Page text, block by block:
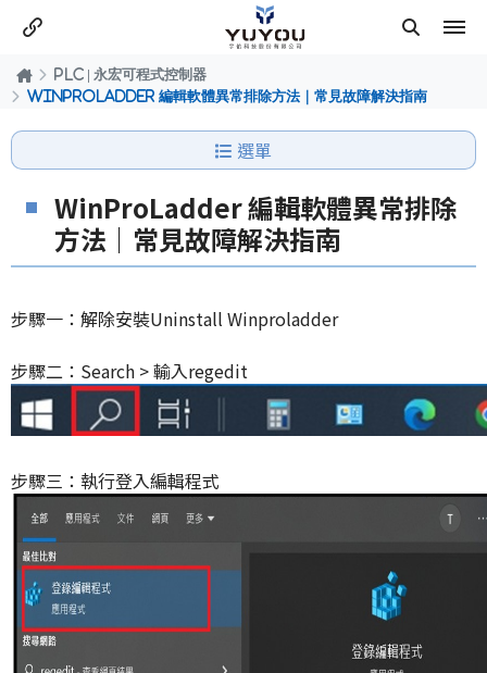
PLC | 永宏可程式控制器
WinProLadder 編輯軟體異常排除方法｜常見故障解決指南
選單
WinProLadder 編輯軟體異常排除
方法｜常見故障解決指南
步驟一：解除安裝Uninstall Winproladder
步驟二：Search > 輸入regedit
步驟三：執行登入編輯程式